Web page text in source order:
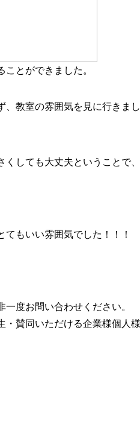
とができました。
教室の雰囲気を見に行きまし
しても大丈夫ということで
もいい雰囲気でした！！！
度お問い合わせください。
賛同いただける企業様個人